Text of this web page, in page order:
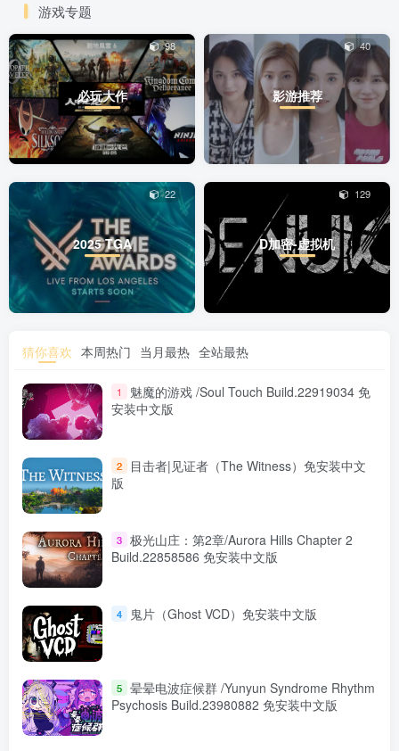
游戏专题
必玩大作
98
影游推荐
40
2025 TGA
22
D加密-虚拟机
129
猜你喜欢 本周热门 当月最热 全站最热
1
魅魔的游戏 /Soul Touch Build.22919034 免
安装中文版
2
目击者|见证者（The Witness）免安装中文
版
3 极光山庄：第2章/Aurora Hills Chapter 2
Build.22858586 免安装中文版
4 鬼片（Ghost VCD）免安装中文版
5 晕晕电波症候群 /Yunyun Syndrome Rhythm
Psychosis Build.23980882 免安装中文版